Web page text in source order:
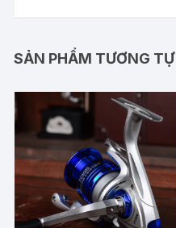
SẢN PHẨM TƯƠNG TỰ